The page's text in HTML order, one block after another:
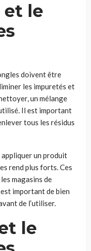
et le
doivent être
les impuretés et
un mélange
Il est important
tous les résidus
un produit
rend plus forts. Ces
magasins de
important de bien
de l’utiliser.
le